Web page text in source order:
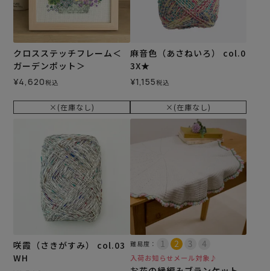
クロスステッチフレーム＜
ガーデンポット＞
¥4,620税込
×(在庫なし)
麻音色（あさねいろ） col.0
3X★
¥1,155税込
×(在庫なし)
咲霞（さきがすみ） col.03
WH
難易度：
入荷お知らせメール対象♪